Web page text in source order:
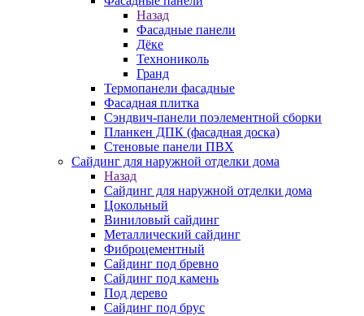
Назад
Фасадные панели
Дёке
Технониколь
Гранд
Термопанели фасадные
Фасадная плитка
Сэндвич-панели поэлементной сборки
Планкен ДПК (фасадная доска)
Стеновые панели ПВХ
Сайдинг для наружной отделки дома
Назад
Сайдинг для наружной отделки дома
Цокольный
Виниловый сайдинг
Металлический сайдинг
Фиброцементный
Сайдинг под бревно
Сайдинг под камень
Под дерево
Сайдинг под брус